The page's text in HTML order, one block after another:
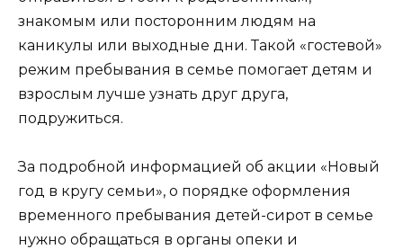
знакомым или посторонним людям на
каникулы или выходные дни. Такой «гостевой»
режим пребывания в семье помогает детям и
взрослым лучше узнать друг друга,
подружиться.
За подробной информацией об акции «Новый
год в кругу семьи», о порядке оформления
временного пребывания детей-сирот в семье
нужно обращаться в органы опеки и